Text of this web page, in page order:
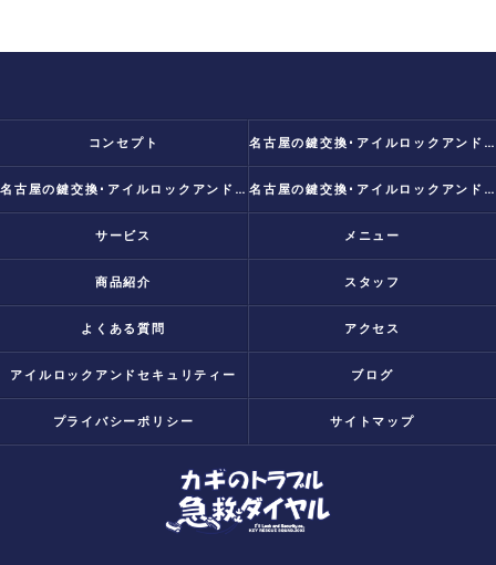
コンセプト 名古屋の鍵交換･アイルロックアンドセキュリティー 代表挨拶
名古屋の鍵交換･アイルロックアンドセキュリティーの評判 名古屋の鍵交換･アイルロックアンドセキュリティーのお客様の声
サービス メニュー
商品紹介 スタッフ
よくある質問 アクセス
アイルロックアンドセキュリティー ブログ
プライバシーポリシー サイトマップ